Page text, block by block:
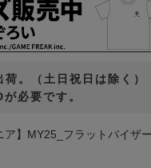
。（土日祝日は除く）
必要です。
ア】MY25_フラットバイザ